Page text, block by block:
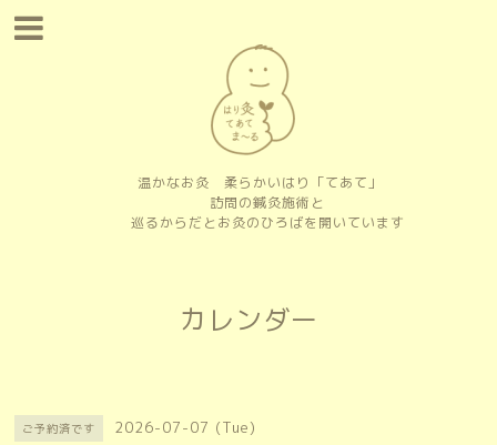
温かなお灸 柔らかいはり「てあて」
訪問の鍼灸施術と
巡るからだとお灸のひろばを開いています
カレンダー
ご予約済です 2026-07-07 (Tue)